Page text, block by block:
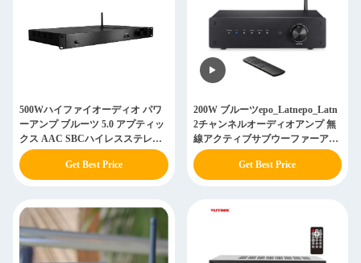
500Wハイファイオーディオ パワ
ーアンプ ブルーツ 5.0 アプティッ
クス AAC SBCハイレスステレオ
無線受信機
Get Best Price
200W ブルーツepo_Latnepo_Latn
2チャンネルオーディオアンプ 無
線アクティブサブウーファーアン
プ
Get Best Price